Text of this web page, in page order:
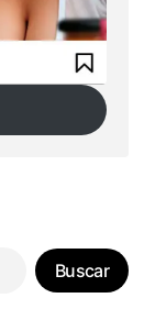
Buscar